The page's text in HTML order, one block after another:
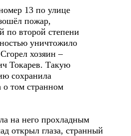
13 по улице
пожар,
по второй степени
уничтожило
хозяин –
Токарев. Такую
сохранила
о том странном
на него прохладным
открыл глаза, странный